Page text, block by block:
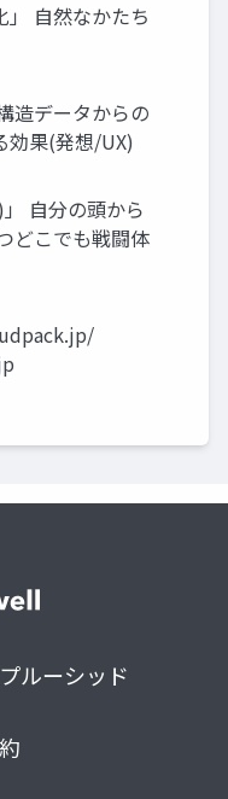
」 自然なかたち
造データからの
効果(発想/UX)
」 自分の頭から
どこでも戦闘体
ルーシッド